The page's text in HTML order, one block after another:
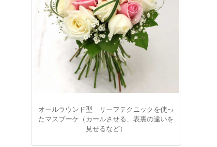
オールラウンド型 リーフテクニックを使っ
たマスブーケ（カールさせる、表裏の違いを
見せるなど）